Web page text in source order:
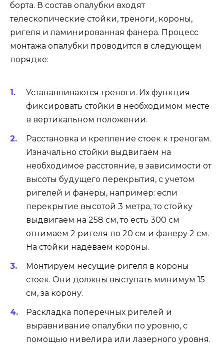
борта. В состав опалубки входят
телескопические стойки, треноги, короны,
ригеля и ламинированная фанера. Процесс
монтажа опалубки проводится в следующем
порядке:
Устанавливаются треноги. Их функция
фиксировать стойки в необходимом месте
в вертикальном положении.
Расстановка и крепление стоек к треногам.
Изначально стойки выдвигаем на
необходимое расстояние, в зависимости от
высоты будущего перекрытия, с учетом
ригелей и фанеры, например: если
перекрытие высотой 3 метра, то стойку
выдвигаем на 258 см, то есть 300 см
отнимаем 2 ригеля по 20 см и фанеру 2 см.
На стойки надеваем короны.
Монтируем несущие ригеля в короны
стоек. Они должны выступать минимум 15
см, за корону.
Раскладка поперечных ригелей и
выравнивание опалубки по уровню, с
помощью нивелира или лазерного уровня.